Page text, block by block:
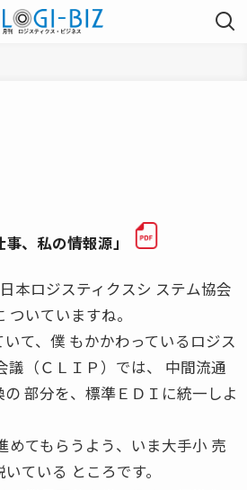
、私の情報源」
日本ロジスティクスシ ステム協会
ついていますね。
て、僕 もかかわっているロジス
議（ＣＬＩＰ）では、 中間流通
部分を、標準ＥＤＩに統一しよ
めてもらうよう、いま大手小 売
ている ところです。